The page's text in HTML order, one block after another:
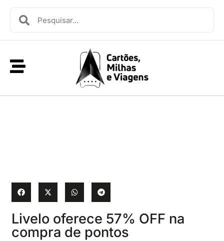
Livelo oferece 57% OFF na
compra de pontos